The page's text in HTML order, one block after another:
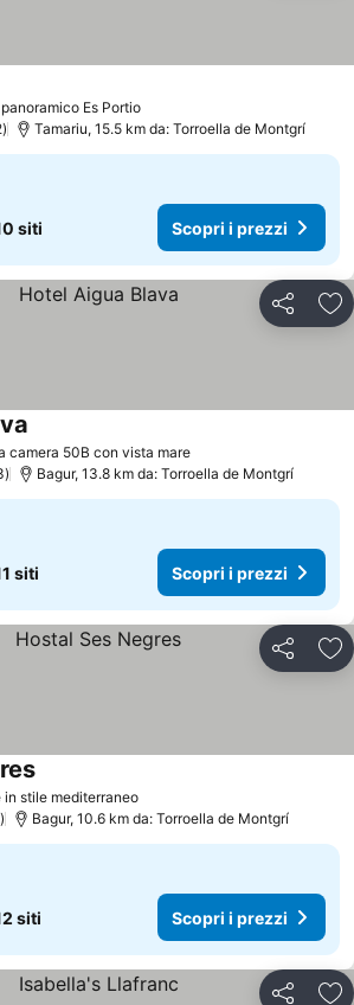
Es PortioScopri i prezzi
Tamariu, 15.5 km da: Torroella de Montgrí
siti Scopri i prezzi
Condividi
camera 50B con vista mareScopri i prezzi
Bagur, 13.8 km da: Torroella de Montgrí
siti Scopri i prezzi
Condividi
in stile mediterraneoScopri i prezzi
Scopri i prezzi
Bagur, 10.6 km da: Torroella de Montgrí
siti Scopri i prezzi